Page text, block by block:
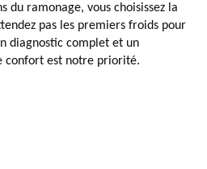
du ramonage, vous choisissez la
pas les premiers froids pour
diagnostic complet et un
confort est notre priorité.